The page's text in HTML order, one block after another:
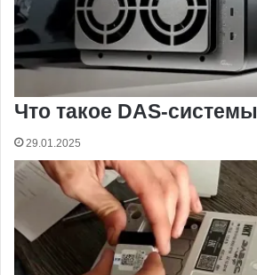
Что такое DAS-системы
29.01.2025